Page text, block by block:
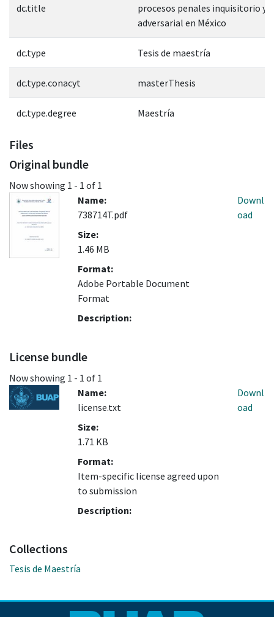
dc.title
procesos penales inquisitorio y
adversarial en México
dc.type Tesis de maestría
dc.type.conacyt masterThesis
dc.type.degree Maestría
Files
Original bundle
Now showing 1 - 1 of 1
Name:
738714T.pdf
Size:
1.46 MB
Format:
Adobe Portable Document
Format
Description:
Downl
oad
License bundle
Now showing 1 - 1 of 1
Name:
license.txt
Size:
1.71 KB
Format:
Item-specific license agreed upon
to submission
Description:
Downl
oad
Collections
Tesis de Maestría